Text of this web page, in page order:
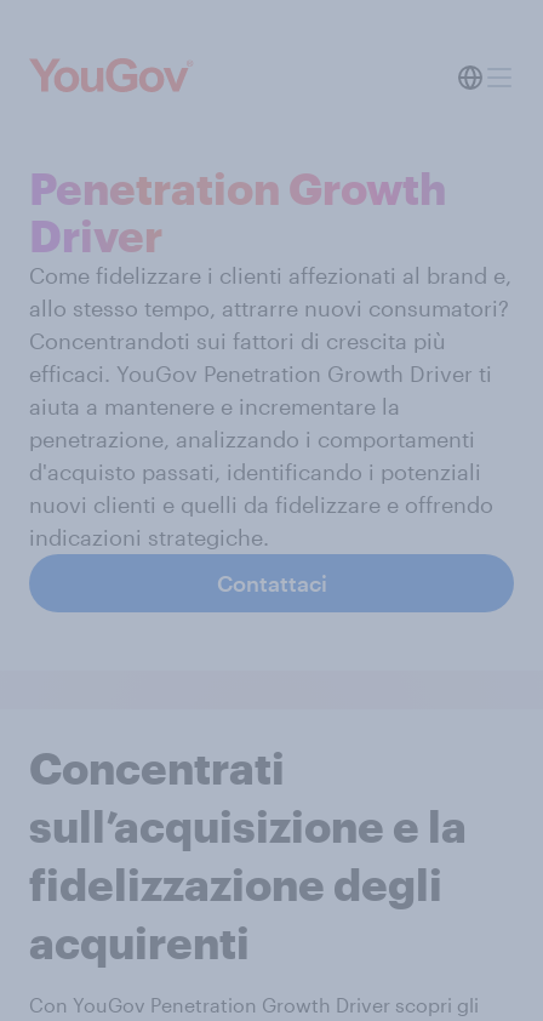
Penetration Growth
Driver
Come fidelizzare i clienti affezionati al brand e,
allo stesso tempo, attrarre nuovi consumatori?
Concentrandoti sui fattori di crescita più
efficaci. YouGov Penetration Growth Driver ti
aiuta a mantenere e incrementare la
penetrazione, analizzando i comportamenti
d'acquisto passati, identificando i potenziali
nuovi clienti e quelli da fidelizzare e offrendo
indicazioni strategiche.
Contattaci
Concentrati
sull’acquisizione e la
fidelizzazione degli
acquirenti
Con YouGov Penetration Growth Driver scopri gli